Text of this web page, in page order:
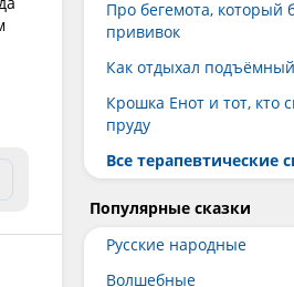
Про бегемота, который
прививок
Как отдыхал
Крошка Енот и тот, кто
пруду
Все терапевтические
Популярные сказки
Русские народные
Волшебные